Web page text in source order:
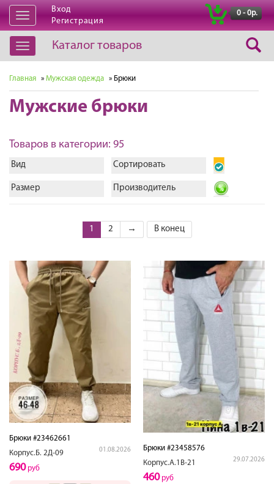
Открыть
навигацию
Вход
Регистрация
0 - 0р.
Открыть
навигацию
Каталог товаров
Главная » Мужская одежда » Брюки
Мужские брюки
Товаров в категории: 95
Вид Сортировать
Размер Производитель
1 2 → В конец
Брюки #23462661
Корпус.Б. 2Д-09
01.08.2026
690руб
Брюки #23458576
Корпус.А.1В-21
29.07.2026
460руб